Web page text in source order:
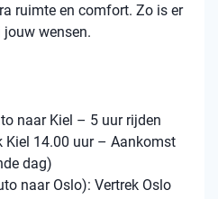
ruimte en comfort. Zo is er
wensen.
naar Kiel – 5 uur rijden
Kiel 14.00 uur – Aankomst
dag)
naar Oslo): Vertrek Oslo